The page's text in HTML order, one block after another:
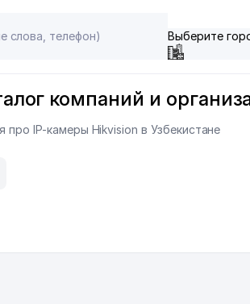
Выберите
компаний и
IP-камеры Hikvision в Узбекистане